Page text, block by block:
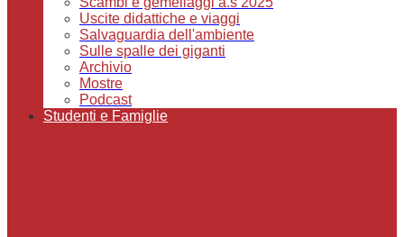
Uscite didattiche e viaggi
Salvaguardia dell'ambiente
Sulle spalle dei giganti
Archivio
Mostre
Podcast
Studenti e Famiglie